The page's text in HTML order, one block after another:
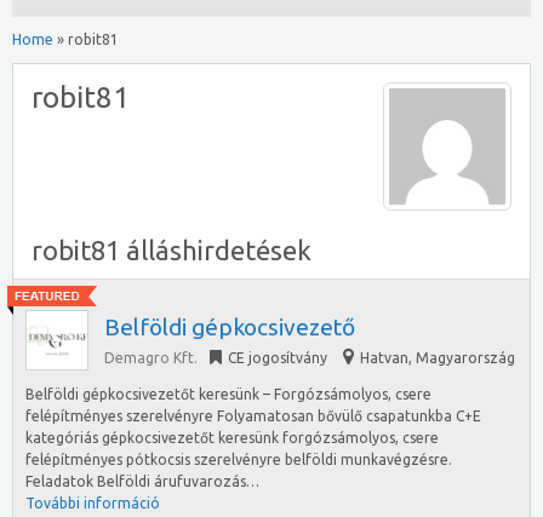
Home » robit81
robit81
robit81 álláshirdetések
Belföldi gépkocsivezető
Demagro Kft. CE jogosítvány Hatvan, Magyarország
Belföldi gépkocsivezetőt keresünk – Forgózsámolyos, csere
felépítményes szerelvényre Folyamatosan bővülő csapatunkba C+E
kategóriás gépkocsivezetőt keresünk forgózsámolyos, csere
felépítményes pótkocsis szerelvényre belföldi munkavégzésre.
Feladatok Belföldi árufuvarozás…
További információ